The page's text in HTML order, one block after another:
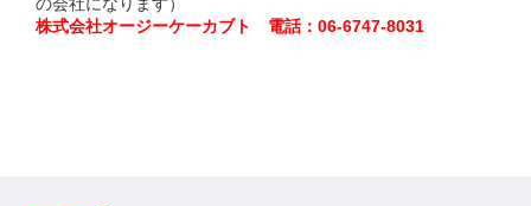
株式会社オージーケーカブト 電話：06-6747-8031